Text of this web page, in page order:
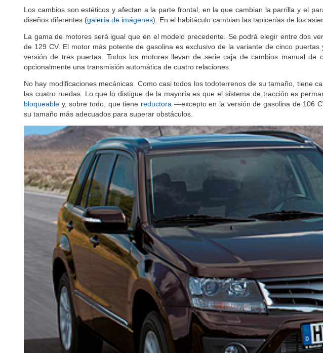
Los cambios son estéticos y afectan a la parte frontal, en la que cambian la parrilla y el
diseños diferentes (galería de imágenes). En el habitáculo cambian las tapicerías de los
La gama de motores será igual que en el modelo precedente. Se podrá elegir entre dos
de 129 CV. El motor más potente de gasolina es exclusivo de la variante de cinco
versión de tres puertas. Todos los motores llevan de serie caja de cambios manual de
opcionalmente una transmisión automática de cuatro relaciones.
No hay modificaciones mecánicas. Como casi todos los todoterrenos de su tamaño, tiene
las cuatro ruedas. Lo que lo distigue de la mayoría es que el sistema de tracción es
bloqueable y, sobre todo, que tiene reductora —excepto en la versión de gasolina de 106
su tamaño más adecuados para superar obstáculos.